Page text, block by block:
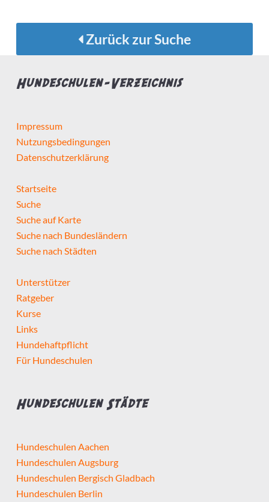
Zurück zur Suche
Hundeschulen-Verzeichnis
Impressum
Nutzungsbedingungen
Datenschutzerklärung
Startseite
Suche
Suche auf Karte
Suche nach Bundesländern
Suche nach Städten
Unterstützer
Ratgeber
Kurse
Links
Hundehaftpflicht
Für Hundeschulen
Hundeschulen Städte
Hundeschulen Aachen
Hundeschulen Augsburg
Hundeschulen Bergisch Gladbach
Hundeschulen Berlin